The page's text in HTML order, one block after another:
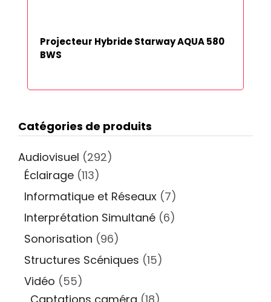
Projecteur Hybride Starway AQUA 580
BWS
Catégories de produits
Audiovisuel (292)
Éclairage (113)
Informatique et Réseaux (7)
Interprétation Simultané (6)
Sonorisation (96)
Structures Scéniques (15)
Vidéo (55)